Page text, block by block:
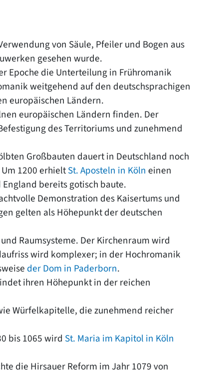
von Säule, Pfeiler und Bogen aus
gesehen wurde.
Epoche die Unterteilung in Frühromanik
weitgehend auf den deutschsprachigen
europäischen Ländern.
europäischen Ländern finden. Der
des Territoriums und zunehmend
Großbauten dauert in Deutschland noch
1200 erhieltSt. Aposteln in Köln einen
bereits gotisch baute.
Demonstration des Kaisertums und
gelten als Höhepunkt der deutschen
Raumsysteme. Der Kirchenraum wird
wird komplexer; in der Hochromanik
der Dom in Paderborn.
ihren Höhepunkt in der reichen
Würfelkapitelle, die zunehmend reicher
bis 1065 wird St. Maria im Kapitol in Köln
die Hirsauer Reform im Jahr 1079 von